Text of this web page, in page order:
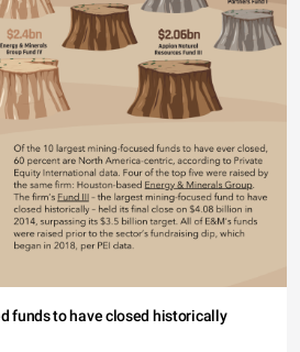
funds to have closed historically